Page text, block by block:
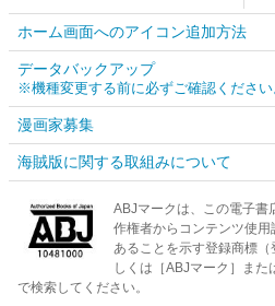
ホーム画面へのアイコン追加方法
データバックアップ
※機種変更する前に必ずご確認ください
漫画家募集
海賊版に関する取組みについて
ABJマークは、この電子書
作権者からコンテンツ使
あることを示す登録商標
しくは［ABJマーク］また
で検索してください。